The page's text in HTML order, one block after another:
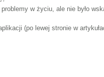
w życiu, ale nie było
(po lewej stronie w